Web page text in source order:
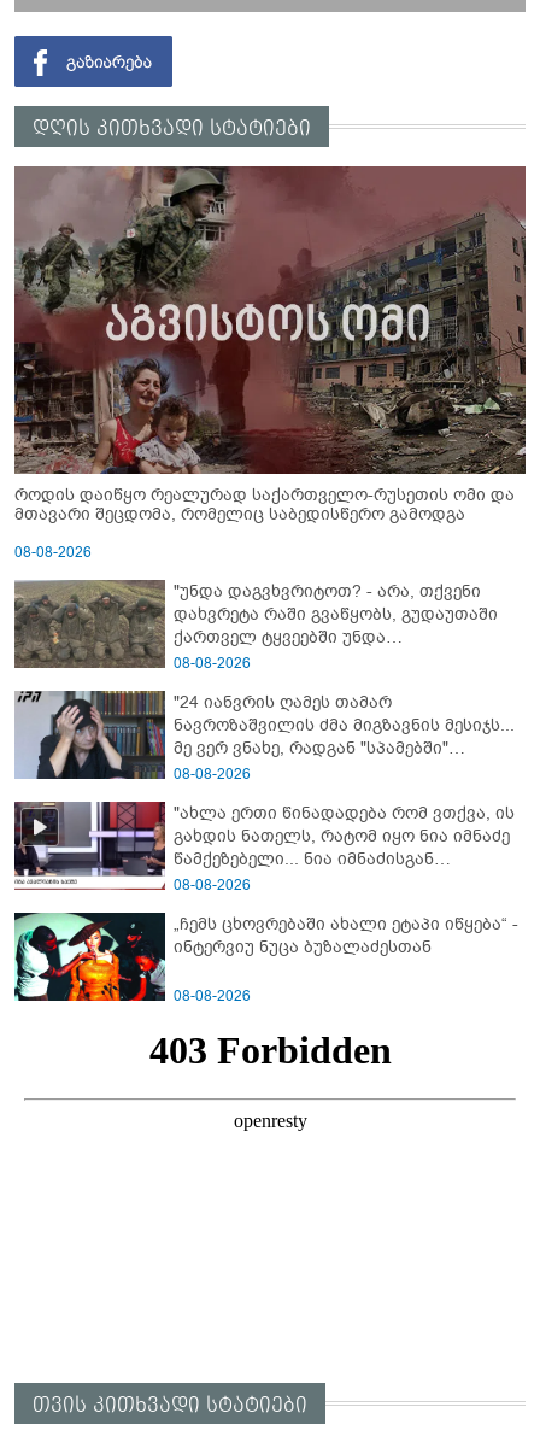
დღის კითხვადი სტატიები
როდის დაიწყო რეალურად საქართველო-რუსეთის ომი და
მთავარი შეცდომა, რომელიც საბედისწერო გამოდგა
08-08-2026
"უნდა დაგვხვრიტოთ? - არა, თქვენი
დახვრეტა რაში გვაწყობს, გუდაუთაში
ქართველ ტყვეებში უნდა
გადაგცვალოთ..."
08-08-2026
"24 იანვრის ღამეს თამარ
ნავროზაშვილის ძმა მიგზავნის მესიჯს...
მე ვერ ვნახე, რადგან "სპამებში"
ჩავარდა": რა მისწერა ნია იმნაძის ბიძამ
"სქრინს" აქვეყნებს
08-08-2026
"ახლა ერთი წინადადება რომ ვთქვა, ის
გახდის ნათელს, რატომ იყო ნია იმნაძე
წამქეზებელი... ნია იმნაძისგან
გამოსული ინფორმაციაა ეს" - რას
08-08-2026
„ჩემს ცხოვრებაში ახალი ეტაპი იწყება“ -
ინტერვიუ ნუცა ბუზალაძესთან
08-08-2026
თვის კითხვადი სტატიები